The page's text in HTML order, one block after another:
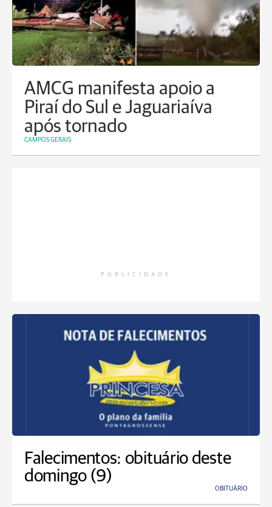
AMCG manifesta apoio a
Piraí do Sul e Jaguariaíva
após tornado
CAMPOS GERAIS
PUBLICIDADE
Falecimentos: obituário deste
domingo (9)
OBITUÁRIO